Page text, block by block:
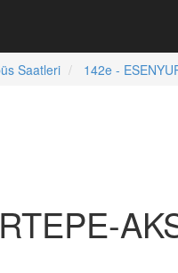
Saatleri 142e -